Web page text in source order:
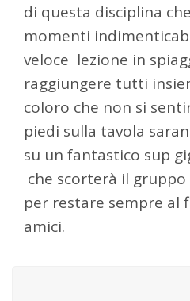
di questa disciplina
momenti
veloce lezione in
raggiungere tutti
coloro che non si
piedi sulla tavola
su un fantastico sup
che scorterà il
per restare sempre al
amici.